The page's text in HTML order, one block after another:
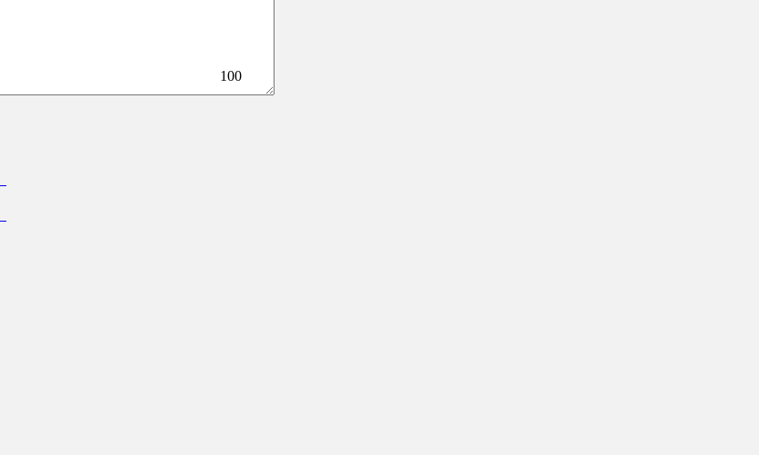
100